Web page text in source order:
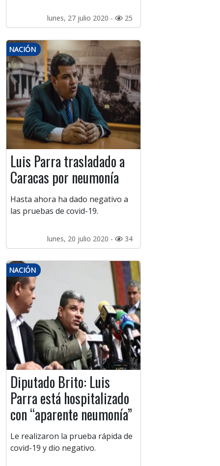
lunes, 27 julio 2020 - 25
NACIÓN
Luis Parra trasladado a
Caracas por neumonía
Hasta ahora ha dado negativo a
las pruebas de covid-19.
lunes, 20 julio 2020 - 34
NACIÓN
Diputado Brito: Luis
Parra está hospitalizado
con “aparente neumonía”
Le realizaron la prueba rápida de
covid-19 y dio negativo.